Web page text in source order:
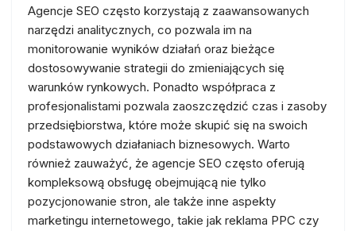
Agencje SEO często korzystają z zaawansowanych
narzędzi analitycznych, co pozwala im na
monitorowanie wyników działań oraz bieżące
dostosowywanie strategii do zmieniających się
warunków rynkowych. Ponadto współpraca z
profesjonalistami pozwala zaoszczędzić czas i zasoby
przedsiębiorstwa, które może skupić się na swoich
podstawowych działaniach biznesowych. Warto
również zauważyć, że agencje SEO często oferują
kompleksową obsługę obejmującą nie tylko
pozycjonowanie stron, ale także inne aspekty
marketingu internetowego, takie jak reklama PPC czy